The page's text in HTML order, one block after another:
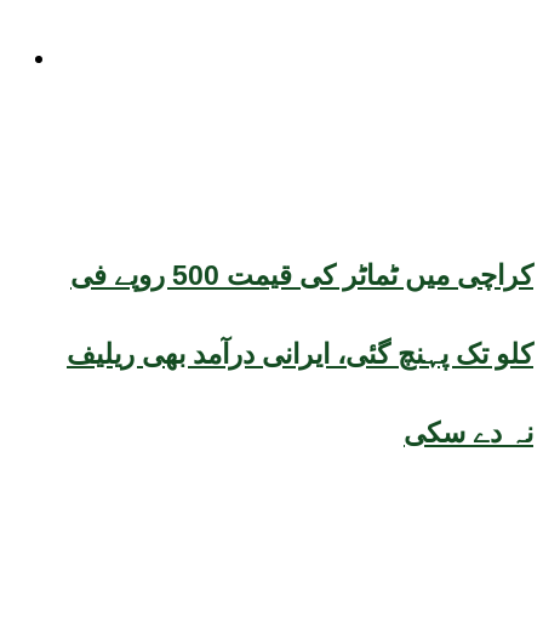
کراچی میں ٹماٹر کی قیمت 500 روپے فی
کلو تک پہنچ گئی، ایرانی درآمد بھی ریلیف
نہ دے سکی